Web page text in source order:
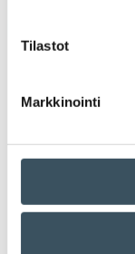
Tilastot
Markkinointi
kiertotalous
kuluttaja